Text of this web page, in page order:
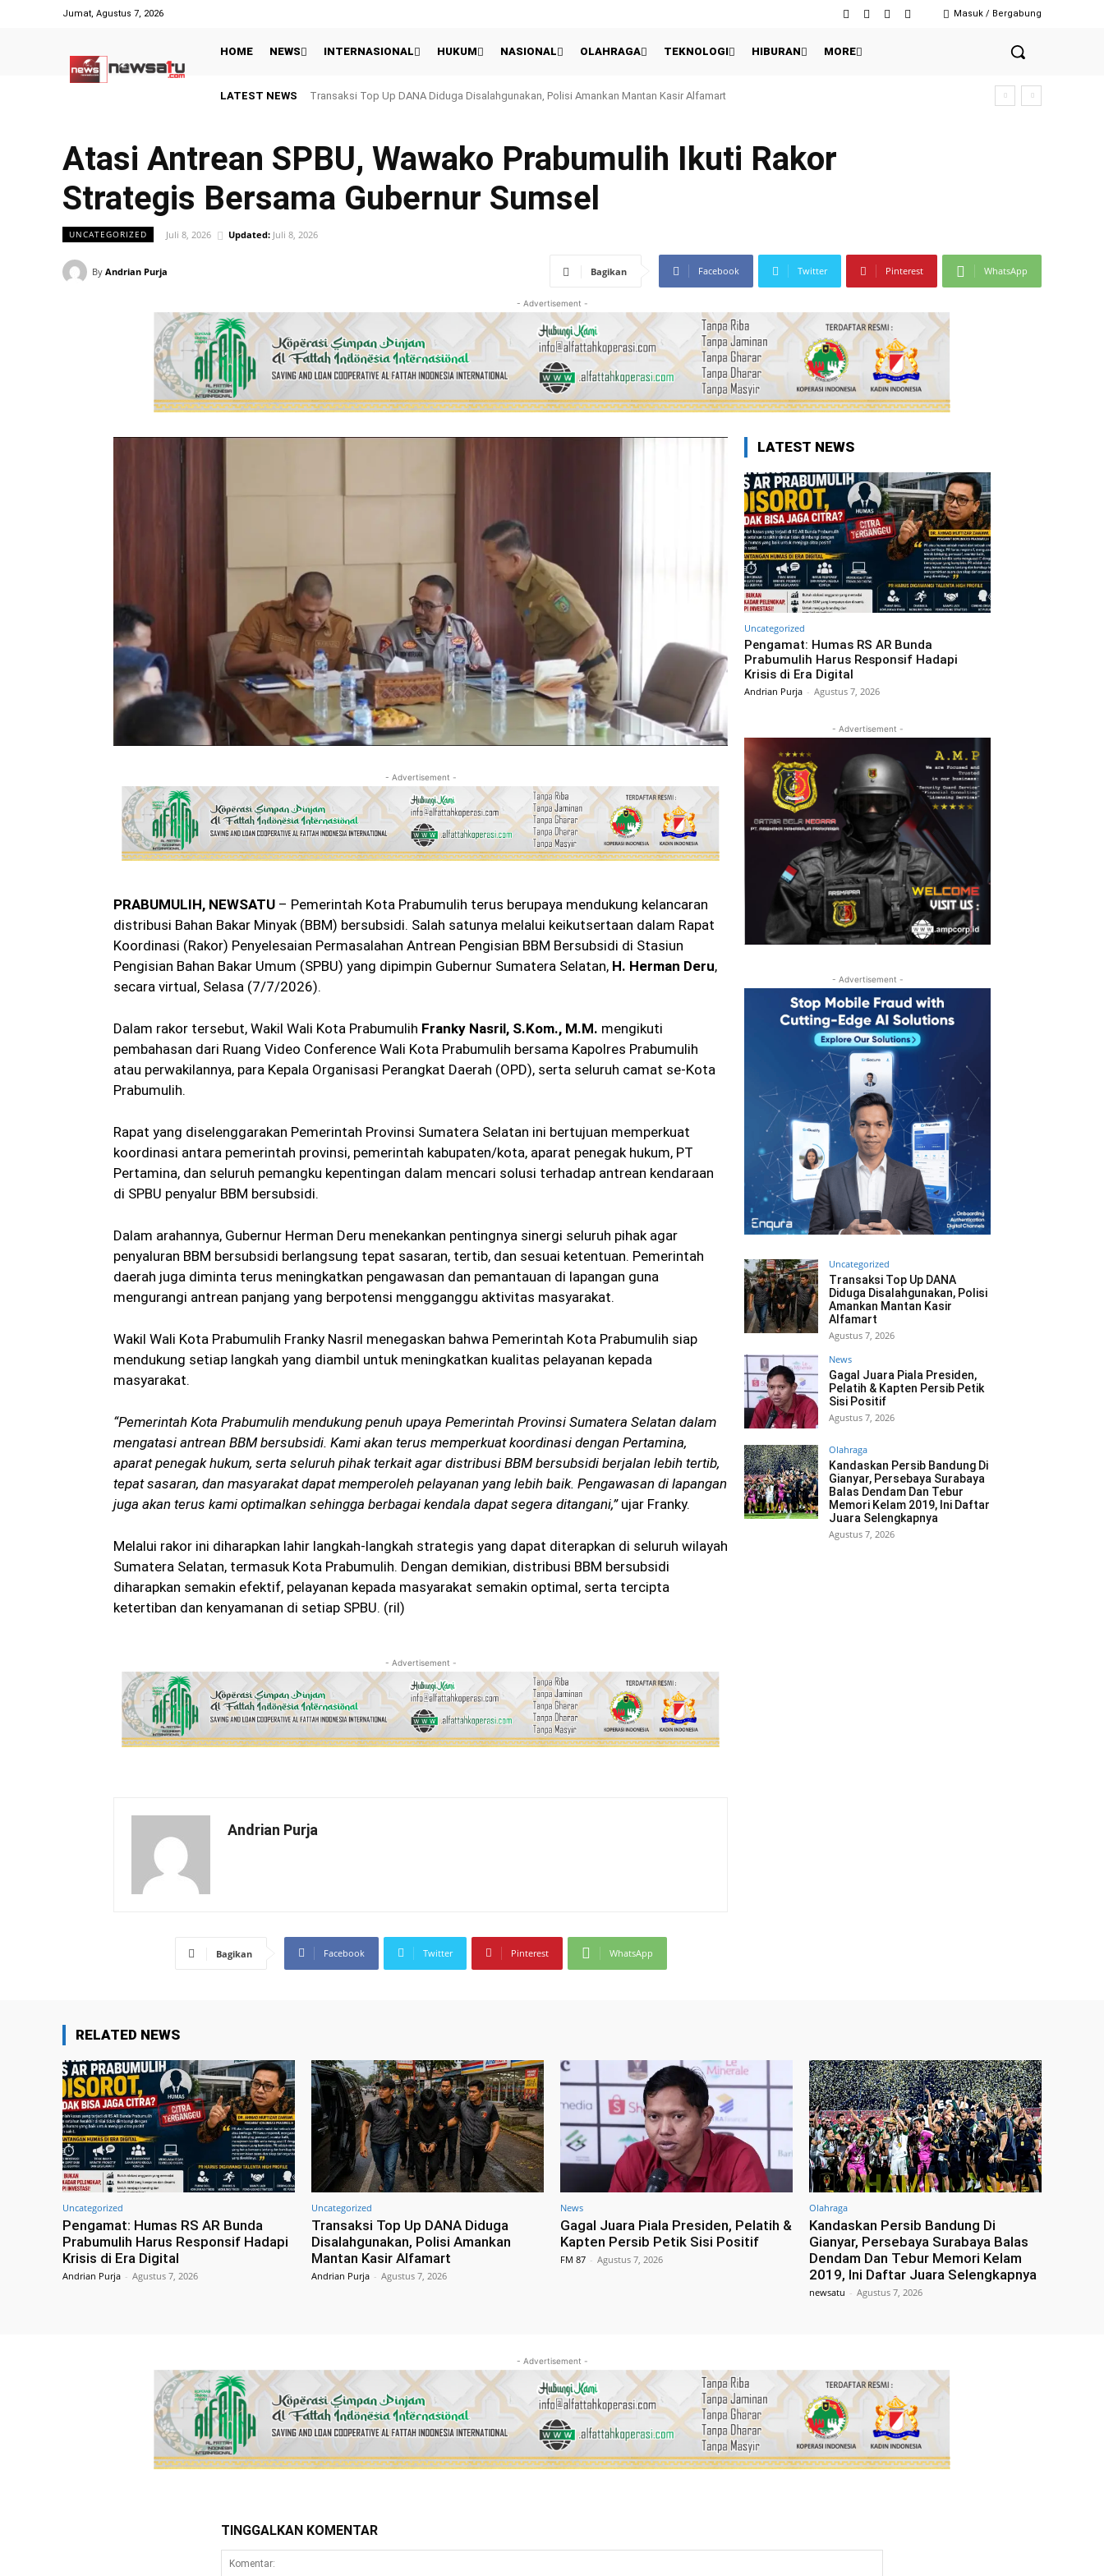
Jumat, Agustus 7, 2026 Masuk / Bergabung
HOME NEWS INTERNASIONAL HUKUM NASIONAL OLAHRAGA TEKNOLOGI HIBURAN MORE
LATEST NEWSTransaksi Top Up DANA Diduga Disalahgunakan, Polisi Amankan Mantan Kasir Alfamart
Gagal Juara Piala Presiden, Pelatih & Kapten Persib Petik Sisi Positif
Atasi Antrean SPBU, Wawako Prabumulih Ikuti Rakor
Strategis Bersama Gubernur Sumsel
UNCATEGORIZED Juli 8, 2026 Updated: Juli 8, 2026
By Andrian Purja Bagikan Facebook Twitter Pinterest WhatsApp
- Advertisement -
- Advertisement -
PRABUMULIH, NEWSATU – Pemerintah Kota Prabumulih terus berupaya mendukung kelancaran
distribusi Bahan Bakar Minyak (BBM) bersubsidi. Salah satunya melalui keikutsertaan dalam Rapat
Koordinasi (Rakor) Penyelesaian Permasalahan Antrean Pengisian BBM Bersubsidi di Stasiun
Pengisian Bahan Bakar Umum (SPBU) yang dipimpin Gubernur Sumatera Selatan, H. Herman Deru,
secara virtual, Selasa (7/7/2026).
Dalam rakor tersebut, Wakil Wali Kota Prabumulih Franky Nasril, S.Kom., M.M. mengikuti
pembahasan dari Ruang Video Conference Wali Kota Prabumulih bersama Kapolres Prabumulih
atau perwakilannya, para Kepala Organisasi Perangkat Daerah (OPD), serta seluruh camat se-Kota
Prabumulih.
Rapat yang diselenggarakan Pemerintah Provinsi Sumatera Selatan ini bertujuan memperkuat
koordinasi antara pemerintah provinsi, pemerintah kabupaten/kota, aparat penegak hukum, PT
Pertamina, dan seluruh pemangku kepentingan dalam mencari solusi terhadap antrean kendaraan
di SPBU penyalur BBM bersubsidi.
Dalam arahannya, Gubernur Herman Deru menekankan pentingnya sinergi seluruh pihak agar
penyaluran BBM bersubsidi berlangsung tepat sasaran, tertib, dan sesuai ketentuan. Pemerintah
daerah juga diminta terus meningkatkan pengawasan dan pemantauan di lapangan guna
mengurangi antrean panjang yang berpotensi mengganggu aktivitas masyarakat.
Wakil Wali Kota Prabumulih Franky Nasril menegaskan bahwa Pemerintah Kota Prabumulih siap
mendukung setiap langkah yang diambil untuk meningkatkan kualitas pelayanan kepada
masyarakat.
“Pemerintah Kota Prabumulih mendukung penuh upaya Pemerintah Provinsi Sumatera Selatan dalam
mengatasi antrean BBM bersubsidi. Kami akan terus memperkuat koordinasi dengan Pertamina,
aparat penegak hukum, serta seluruh pihak terkait agar distribusi BBM bersubsidi berjalan lebih tertib,
tepat sasaran, dan masyarakat dapat memperoleh pelayanan yang lebih baik. Pengawasan di lapangan
juga akan terus kami optimalkan sehingga berbagai kendala dapat segera ditangani,”ujar Franky.
Melalui rakor ini diharapkan lahir langkah-langkah strategis yang dapat diterapkan di seluruh wilayah
Sumatera Selatan, termasuk Kota Prabumulih. Dengan demikian, distribusi BBM bersubsidi
diharapkan semakin efektif, pelayanan kepada masyarakat semakin optimal, serta tercipta
ketertiban dan kenyamanan di setiap SPBU. (ril)
- Advertisement -
Andrian Purja
Bagikan Facebook Twitter Pinterest WhatsApp
LATEST NEWS
Uncategorized
Pengamat: Humas RS AR Bunda
Prabumulih Harus Responsif Hadapi
Krisis di Era Digital
Andrian Purja - Agustus 7, 2026
- Advertisement -
- Advertisement -
Uncategorized
Transaksi Top Up DANA
Diduga Disalahgunakan, Polisi
Amankan Mantan Kasir
Alfamart
Agustus 7, 2026
News
Gagal Juara Piala Presiden,
Pelatih & Kapten Persib Petik
Sisi Positif
Agustus 7, 2026
Olahraga
Kandaskan Persib Bandung Di
Gianyar, Persebaya Surabaya
Balas Dendam Dan Tebur
Memori Kelam 2019, Ini Daftar
Juara Selengkapnya
Agustus 7, 2026
RELATED NEWS
Uncategorized
Pengamat: Humas RS AR Bunda
Prabumulih Harus Responsif Hadapi
Krisis di Era Digital
Andrian Purja - Agustus 7, 2026
Uncategorized
Transaksi Top Up DANA Diduga
Disalahgunakan, Polisi Amankan
Mantan Kasir Alfamart
Andrian Purja - Agustus 7, 2026
News
Gagal Juara Piala Presiden, Pelatih &
Kapten Persib Petik Sisi Positif
FM 87 - Agustus 7, 2026
Olahraga
Kandaskan Persib Bandung Di
Gianyar, Persebaya Surabaya Balas
Dendam Dan Tebur Memori Kelam
2019, Ini Daftar Juara Selengkapnya
newsatu - Agustus 7, 2026
- Advertisement -
TINGGALKAN KOMENTAR